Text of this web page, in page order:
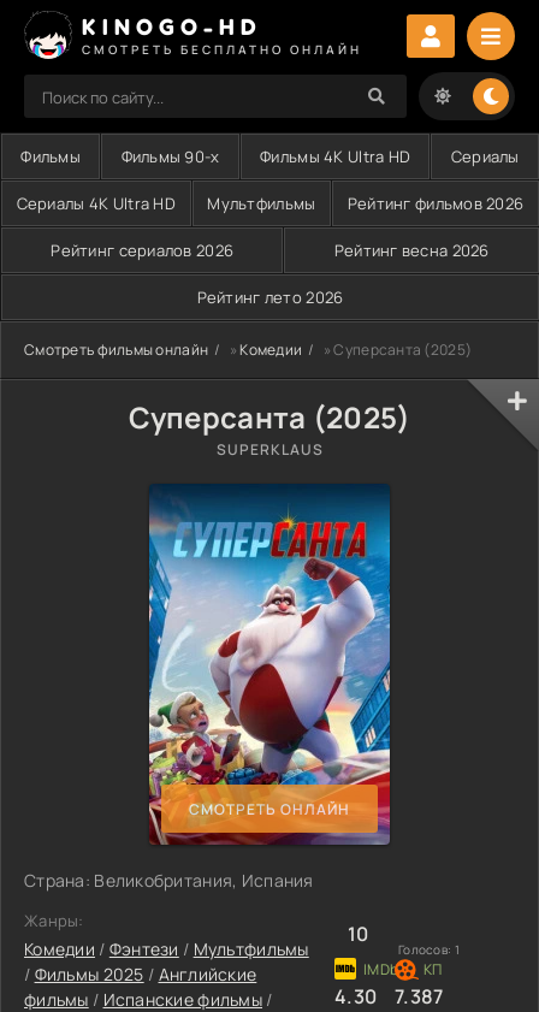
KINOGO-HD
СМОТРЕТЬ БЕСПЛАТНО ОНЛАЙН
Фильмы Фильмы 90-х Фильмы 4K Ultra HD Сериалы
Сериалы 4K Ultra HD Мультфильмы Рейтинг фильмов 2026
Рейтинг сериалов 2026 Рейтинг весна 2026
Рейтинг лето 2026
Смотреть фильмы онлайн »Комедии » Суперсанта (2025)
Суперсанта (2025)
SUPERKLAUS
СМОТРЕТЬ ОНЛАЙН
Страна: Великобритания, Испания
Жанры:
Комедии / Фэнтези / Мультфильмы
/ Фильмы 2025 / Английские
фильмы / Испанские фильмы /
10
Голосов: 1
4.30 7.387